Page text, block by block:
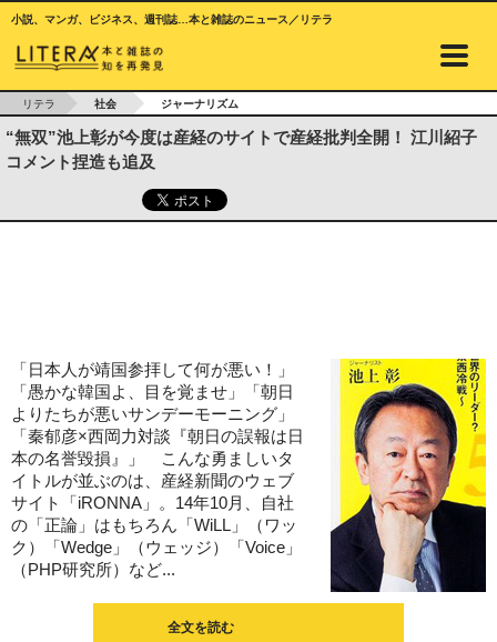
小説、マンガ、ビジネス、週刊誌…本と雑誌のニュース／リテラ
リテラ 社会 ジャーナリズム
“無双”池上彰が今度は産経のサイトで産経批判全開！ 江川紹子
コメント捏造も追及
「日本人が靖国参拝して何が悪い！」
「愚かな韓国よ、目を覚ませ」「朝日
よりたちが悪いサンデーモーニング」
「秦郁彦×西岡力対談『朝日の誤報は日
本の名誉毀損』」 こんな勇ましいタ
イトルが並ぶのは、産経新聞のウェブ
サイト「iRONNA」。14年10月、自社
の「正論」はもちろん「WiLL」（ワッ
ク）「Wedge」（ウェッジ）「Voice」
（PHP研究所）など...
全文を読む